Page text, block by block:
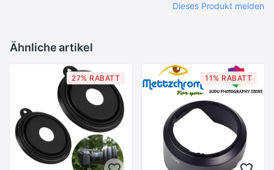
Dieses Produkt melden
Ähnliche artikel
27% RABATT 11% RABATT